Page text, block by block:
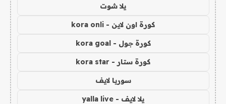
يلا شوت
كورة اون لاين - kora onli
كورة جول - kora goal
كورة ستار - kora star
سوريا لايف
يلا لايف - yalla live